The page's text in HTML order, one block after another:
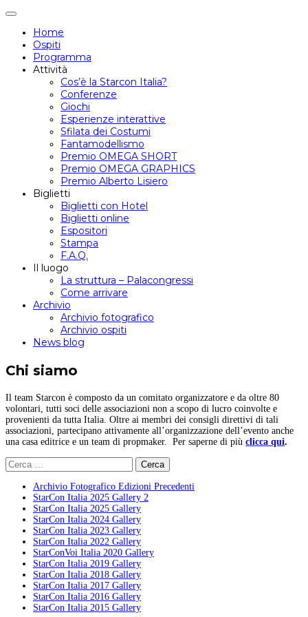
Attiva/disattiva
navigazione
Home
Ospiti
Programma
Attività
Cos’è la Starcon Italia?
Conferenze
Giochi
Esperienze interattive
Sfilata dei Costumi
Fantamodellismo
Premio OMEGA SHORT
Premio OMEGA GRAPHICS
Premio Alberto Lisiero
Biglietti
Biglietti con Hotel
Biglietti online
Espositori
Stampa
F.A.Q.
Il luogo
La struttura – Palacongressi
Come arrivare
Archivio
Archivio fotografico
Archivio ospiti
News blog
Chi siamo
Il team Starcon è composto da un comitato organizzatore e da oltre 80
volontari, tutti soci delle associazioni non a scopo di lucro coinvolte e
provenienti da tutta Italia. Oltre ai membri dei consigli direttivi di tali
associazioni, partecipano attivamente all’organizzazione dell’evento anche
una casa editrice e un team di propmaker. Per saperne di più clicca qui.
Ricerca
per:
Archivio Fotografico Edizioni Precedenti
StarCon Italia 2025 Gallery 2
StarCon Italia 2025 Gallery
StarCon Italia 2024 Gallery
StarCon Italia 2023 Gallery
StarCon Italia 2022 Gallery
StarConVoi Italia 2020 Gallery
StarCon Italia 2019 Gallery
StarCon Italia 2018 Gallery
StarCon Italia 2017 Gallery
StarCon Italia 2016 Gallery
StarCon Italia 2015 Gallery